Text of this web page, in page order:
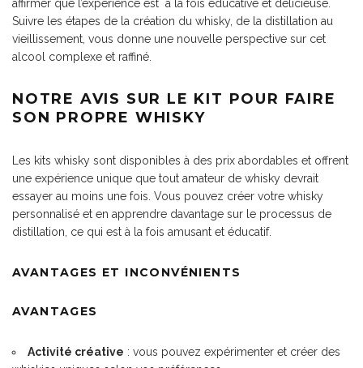
affirmer que l’expérience est à la fois éducative et délicieuse.
Suivre les étapes de la création du whisky, de la distillation au
vieillissement, vous donne une nouvelle perspective sur cet
alcool complexe et raffiné.
NOTRE AVIS SUR LE KIT POUR FAIRE
SON PROPRE WHISKY
Les kits whisky sont disponibles à des prix abordables et offrent
une expérience unique que tout amateur de whisky devrait
essayer au moins une fois. Vous pouvez créer votre whisky
personnalisé et en apprendre davantage sur le processus de
distillation, ce qui est à la fois amusant et éducatif.
AVANTAGES ET INCONVÉNIENTS
AVANTAGES
Activité créative : vous pouvez expérimenter et créer des